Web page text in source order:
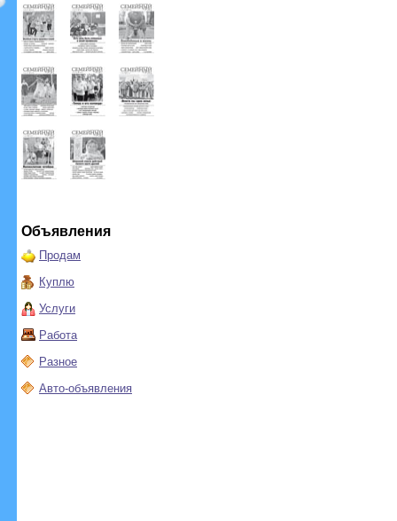
Объявления
Продам
Куплю
Услуги
Работа
Разное
Авто-объявления